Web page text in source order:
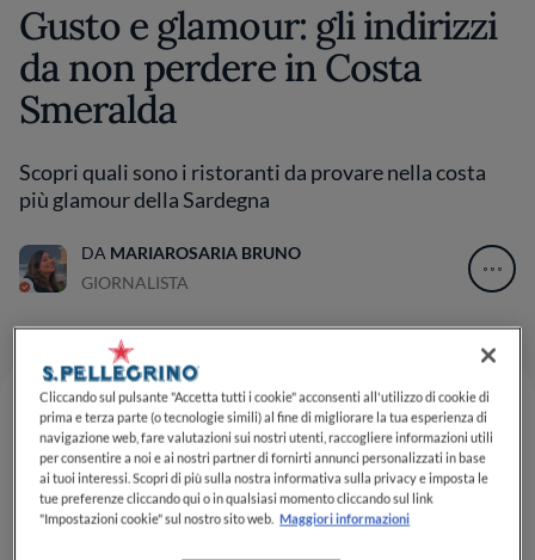
Gusto e glamour: gli indirizzi
da non perdere in Costa
Smeralda
Scopri quali sono i ristoranti da provare nella costa
più glamour della Sardegna
DA MARIAROSARIA BRUNO
GIORNALISTA
Perché questa lista
Estate, tempo di vacanze e di tuffi nel blu. Tra le
destinazioni più amate e gettonate nella stagione più
calda, la Costa Smeralda occupa un posto speciale nel
Cliccando sul pulsante "Accetta tutti i cookie" acconsenti all'utilizzo di cookie di
prima e terza parte (o tecnologie simili) al fine di migliorare la tua esperienza di
navigazione web, fare valutazioni sui nostri utenti, raccogliere informazioni utili
per consentire a noi e ai nostri partner di fornirti annunci personalizzati in base
ai tuoi interessi. Scopri di più sulla nostra informativa sulla privacy e imposta le
tue preferenze cliccando qui o in qualsiasi momento cliccando sul link
"Impostazioni cookie" sul nostro sito web. Maggiori informazioni